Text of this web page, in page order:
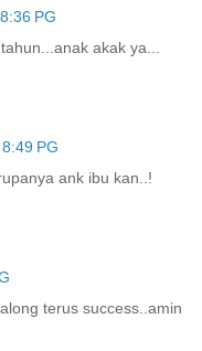
PG
akak ya...
PG
ank ibu kan..!
terus success..amin